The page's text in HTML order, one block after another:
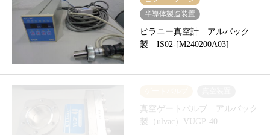
半導体製造装置
ピラニー真空計 アルバック
製 IS02-[M240200A03]
真空ゲートバルブ アルバック
製（ulvac）VUGP-40